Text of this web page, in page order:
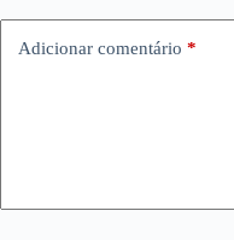
Adicionar comentário *